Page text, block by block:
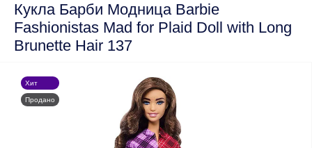
Кукла Барби Модница Barbie
Fashionistas Mad for Plaid Doll with Long
Brunette Hair 137
Хит
Продано